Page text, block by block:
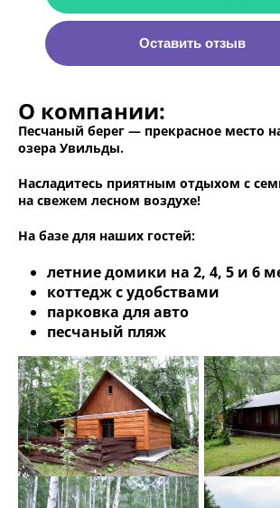
Оставить отзыв
О компании:
Песчаный берег — прекрасное место
озера Увильды.
Насладитесь приятным отдыхом с
на свежем лесном воздухе!
На базе для наших гостей:
летние домики на 2, 4, 5 и 6
коттедж с удобствами
парковка для авто
песчаный пляж